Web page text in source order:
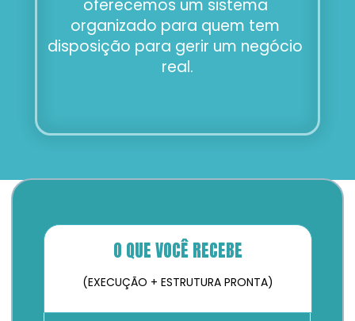
oferecemos um sistema
organizado para quem tem
disposição para gerir um negócio
real.
O QUE VOCÊ RECEBE
(EXECUÇÃO + ESTRUTURA PRONTA)